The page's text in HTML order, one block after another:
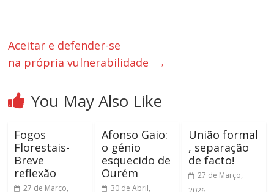
Aceitar e defender-se
na própria vulnerabilidade →
You May Also Like
Fogos
Florestais-
Breve
reflexão
27 de Março,
Afonso Gaio:
o génio
esquecido de
Ourém
30 de Abril,
União formal
, separação
de facto!
27 de Março,